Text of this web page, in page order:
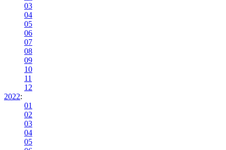
03
04
05
06
07
08
09
10
11
12
2022:
01
02
03
04
05